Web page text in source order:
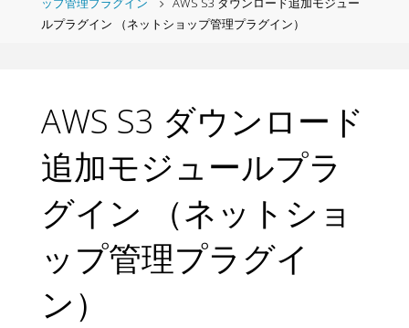
ルプラグイン （ネットショップ管理プラグイン）
AWS S3 ダウンロード
追加モジュールプラ
グイン （ネットショ
ップ管理プラグイ
ン）